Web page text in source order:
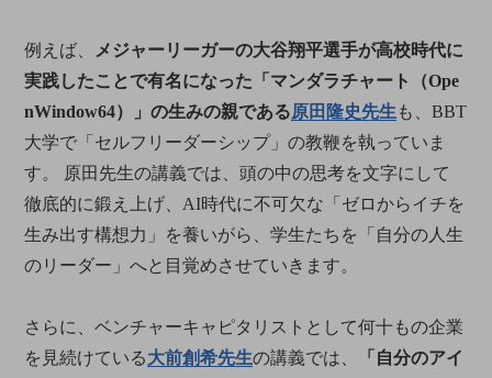
例えば、
メジャーリーガーの大谷翔平選手が高校時代に
実践したことで有名になった「マンダラチャート（Ope
nWindow64）」の生みの親である原田隆史先生 も、BBT
大学で「セルフリーダーシップ」の教鞭を執っていま
す。 原田先生の講義では、頭の中の思考を文字にして
徹底的に鍛え上げ、AI時代に不可欠な「ゼロからイチを
生み出す構想力」を養いがら、学生たちを「自分の人生
のリーダー」へと目覚めさせていきます。
さらに、ベンチャーキャピタリストとして何十もの企業
を見続けている大前創希先生の講義では、
「自分のアイ